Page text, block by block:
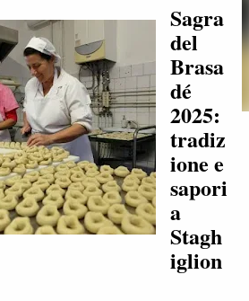
Sagra
del
Brasa
dé
2025:
tradiz
ione e
sapori
a
Stagh
iglion